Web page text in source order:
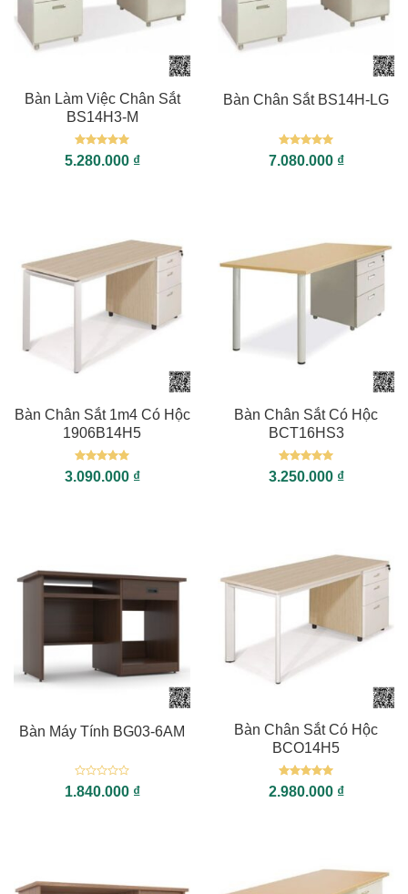
Bàn Làm Việc Chân Sắt
BS14H3-M
Được xếp
hạng55
5.280.000 ₫
Bàn Chân Sắt BS14H-LG
Được xếp
hạng55
7.080.000 ₫
Bàn Chân Sắt 1m4 Có Hộc
1906B14H5
Được xếp
hạng55
3.090.000 ₫
Bàn Chân Sắt Có Hộc
BCT16HS3
Được xếp
hạng55
3.250.000 ₫
Bàn Máy Tính BG03-6AM
Được
xếp
1.840.000 ₫
Bàn Chân Sắt Có Hộc
BCO14H5
Được xếp
hạng55
2.980.000 ₫